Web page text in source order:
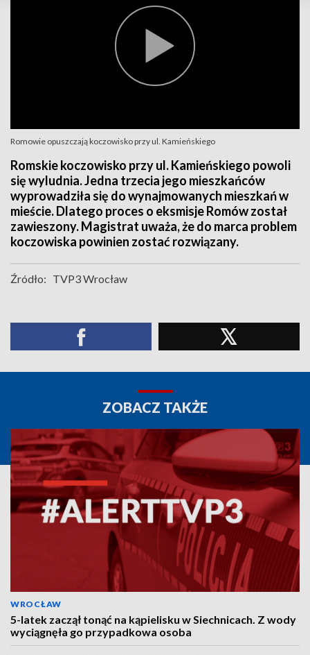
Romowie opuszczają koczowisko przy ul. Kamieńskiego
Romskie koczowisko przy ul. Kamieńskiego powoli
się wyludnia. Jedna trzecia jego mieszkańców
wyprowadziła się do wynajmowanych mieszkań w
mieście. Dlatego proces o eksmisje Romów został
zawieszony. Magistrat uważa, że do marca problem
koczowiska powinien zostać rozwiązany.
Źródło: TVP3 Wrocław
ZOBACZ TAKŻE
WROCŁAW
5-latek zaczął tonąć na kąpielisku w Siechnicach. Z wody
wyciągnęła go przypadkowa osoba